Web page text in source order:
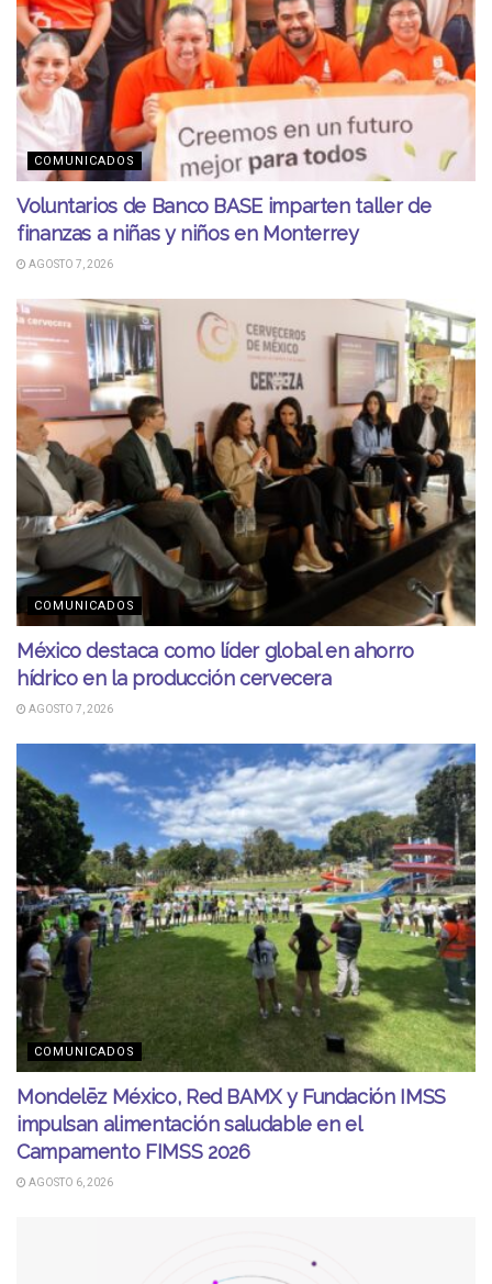
COMUNICADOS
Voluntarios de Banco BASE imparten taller de
finanzas a niñas y niños en Monterrey
AGOSTO 7, 2026
COMUNICADOS
México destaca como líder global en ahorro
hídrico en la producción cervecera
AGOSTO 7, 2026
COMUNICADOS
Mondelēz México, Red BAMX y Fundación IMSS
impulsan alimentación saludable en el
Campamento FIMSS 2026
AGOSTO 6, 2026